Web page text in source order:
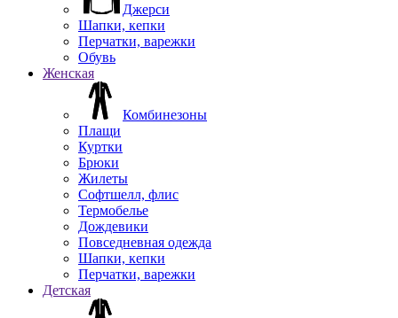
Джерси
Шапки, кепки
Перчатки, варежки
Обувь
Женская
Комбинезоны
Плащи
Куртки
Брюки
Жилеты
Софтшелл, флис
Термобелье
Дождевики
Повседневная одежда
Шапки, кепки
Перчатки, варежки
Детская